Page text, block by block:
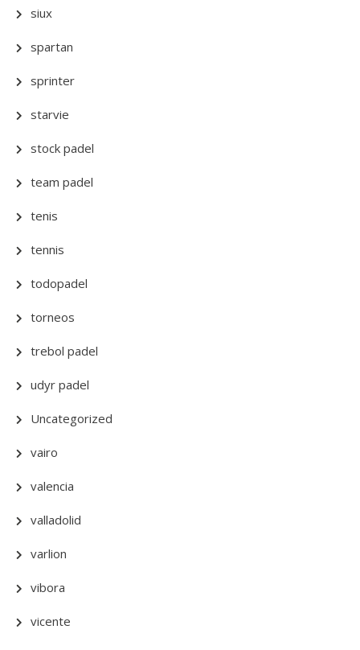
siux
spartan
sprinter
starvie
stock padel
team padel
tenis
tennis
todopadel
torneos
trebol padel
udyr padel
Uncategorized
vairo
valencia
valladolid
varlion
vibora
vicente